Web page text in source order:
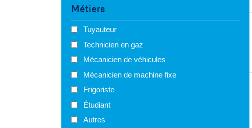
Métiers
Tuyauteur
Technicien en gaz
Mécanicien de véhicules
Mécanicien de machine fixe
Frigoriste
Étudiant
Autres